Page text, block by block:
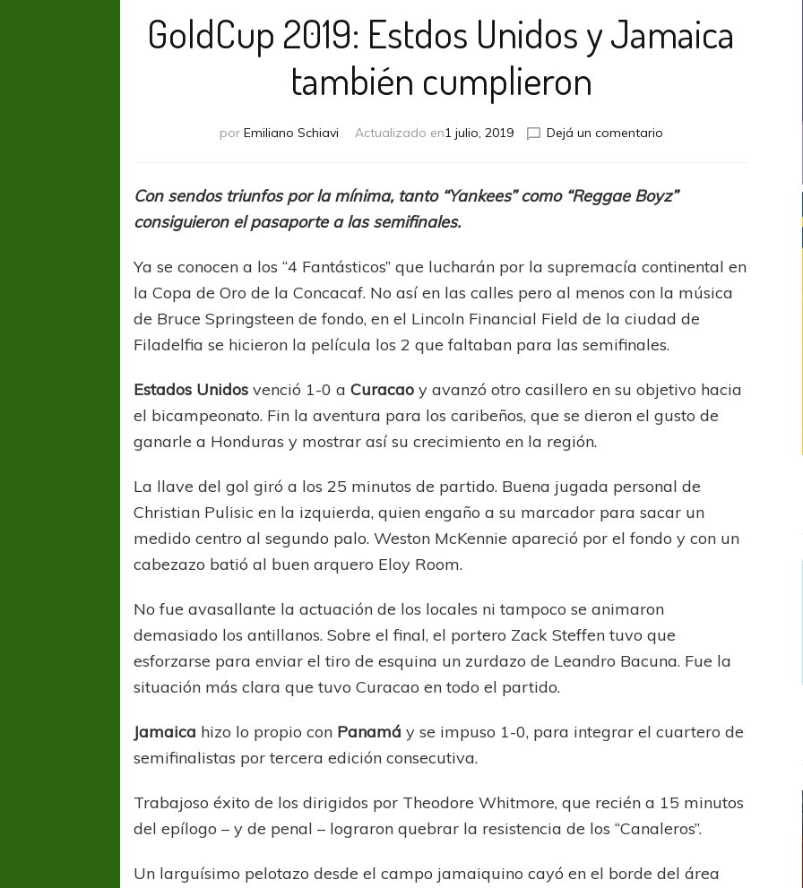
GoldCup 2019: Estdos Unidos y Jamaica
también cumplieron
por Emiliano Schiavi Actualizado en1 julio, 2019 Dejá un comentarioen
Estdos
Unidos
también
cumplieron
Con sendos triunfos por la mínima, tanto “Yankees” como “Reggae Boyz”
consiguieron el pasaporte a las semifinales.
Ya se conocen a los “4 Fantásticos” que lucharán por la supremacía continental en
la Copa de Oro de la Concacaf. No así en las calles pero al menos con la música
de Bruce Springsteen de fondo, en el Lincoln Financial Field de la ciudad de
Filadelfia se hicieron la película los 2 que faltaban para las semifinales.
Estados Unidos venció 1-0 aCuracao y avanzó otro casillero en su objetivo hacia
el bicampeonato. Fin la aventura para los caribeños, que se dieron el gusto de
ganarle a Honduras y mostrar así su crecimiento en la región.
La llave del gol giró a los 25 minutos de partido. Buena jugada personal de
Christian Pulisic en la izquierda, quien engaño a su marcador para sacar un
medido centro al segundo palo. Weston McKennie apareció por el fondo y con un
cabezazo batió al buen arquero Eloy Room.
No fue avasallante la actuación de los locales ni tampoco se animaron
demasiado los antillanos. Sobre el final, el portero Zack Steffen tuvo que
esforzarse para enviar el tiro de esquina un zurdazo de Leandro Bacuna. Fue la
situación más clara que tuvo Curacao en todo el partido.
Jamaica hizo lo propio con Panamá y se impuso 1-0, para integrar el cuartero de
semifinalistas por tercera edición consecutiva.
Trabajoso éxito de los dirigidos por Theodore Whitmore, que recién a 15 minutos
del epílogo – y de penal – lograron quebrar la resistencia de los “Canaleros”.
Un larguísimo pelotazo desde el campo jamaiquino cayó en el borde del área